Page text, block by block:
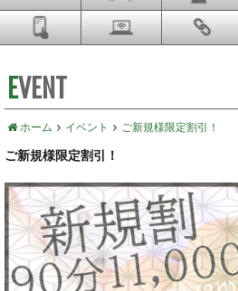
EVENT
ホーム イベント ご新規様限定割引！
ご新規様限定割引！
o